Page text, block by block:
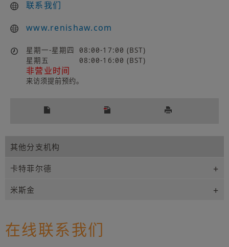
联系我们
www.renishaw.com
星期一-星期四
08:00-17:00 (BST)
星期五
08:00-16:00 (BST)
非营业时间
来访须提前预约。
其他分支机构
卡特菲尔德
米斯金
在线联系我们